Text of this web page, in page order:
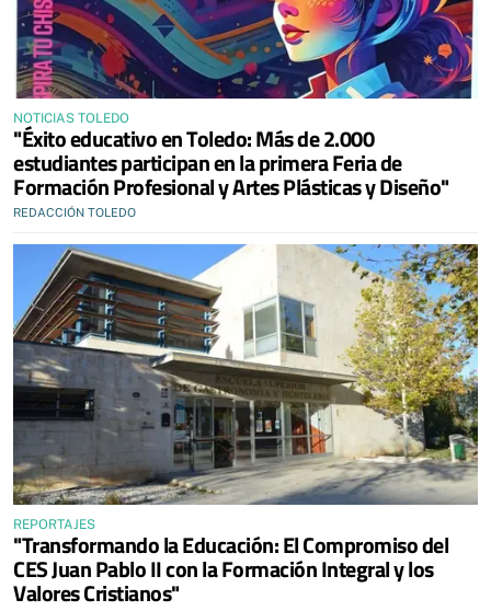
NOTICIAS TOLEDO
"Éxito educativo en Toledo: Más de 2.000
estudiantes participan en la primera Feria de
Formación Profesional y Artes Plásticas y Diseño"
REDACCIÓN TOLEDO
REPORTAJES
"Transformando la Educación: El Compromiso del
CES Juan Pablo II con la Formación Integral y los
Valores Cristianos"